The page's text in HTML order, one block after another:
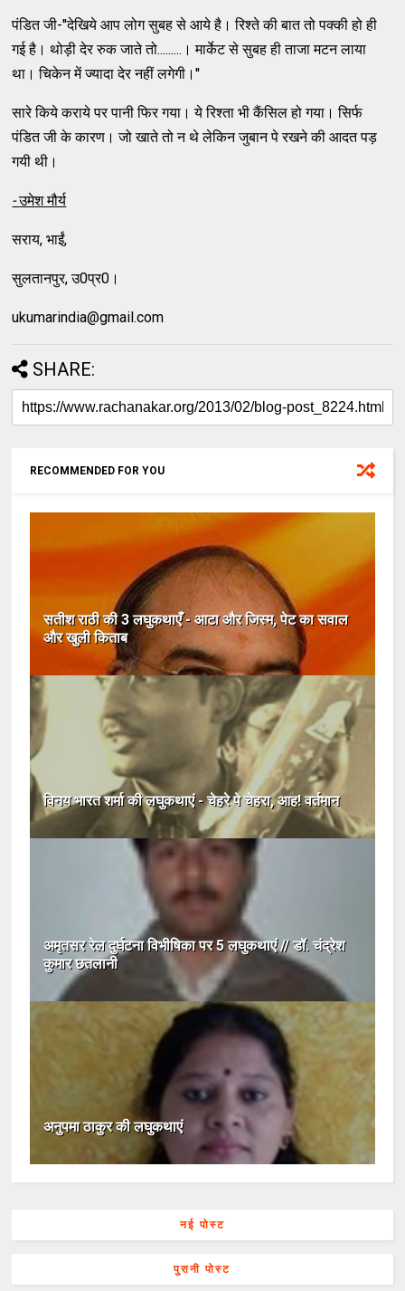
पंडित जी-''देखिये आप लोग सुबह से आये है। रिश्‍ते की बात तो पक्‍की हो ही
गई है। थोड़ी देर रुक जाते तो.........। मार्केट से सुबह ही ताजा मटन लाया
था। चिकेन में ज्‍यादा देर नहीं लगेगी।''
सारे किये कराये पर पानी फिर गया। ये रिश्‍ता भी कैंसिल हो गया। सिर्फ
पंडित जी के कारण। जो खाते तो न थे लेकिन जुबान पे रखने की आदत पड़
गयी थी।
-उमेश मौर्य
सराय, भाईं,
सुलतानपुर, उ0प्र0।
ukumarindia@gmail.com
SHARE:
RECOMMENDED FOR YOU
सतीश राठी की 3 लघुकथाएँ - आटा और जिस्म, पेट का सवाल
और खुली किताब
विनय भारत शर्मा की लघुकथाएं - चेहरे पे चेहरा, आह! वर्तमान
अमृतसर रेल दुर्घटना विभीषिका पर 5 लघुकथाएं // डॉ. चंद्रेश
कुमार छतलानी
अनुपमा ठाकुर की लघुकथाएं
नई पोस्ट
पुरानी पोस्ट